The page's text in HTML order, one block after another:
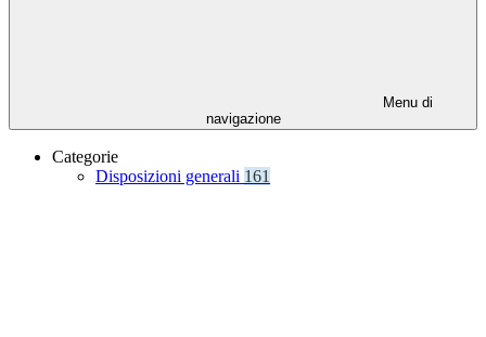
Menu di
navigazione
Categorie
Disposizioni generali 161